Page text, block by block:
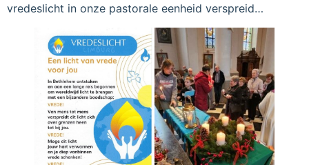
vredeslicht in onze pastorale eenheid verspreid…